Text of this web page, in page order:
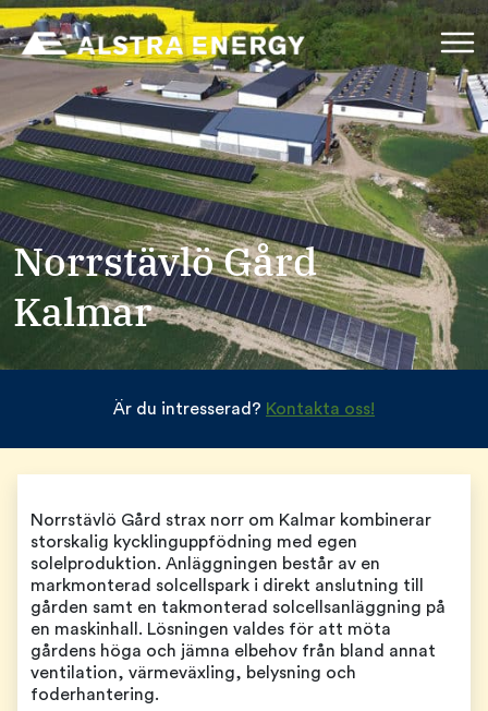
Norrstävlö Gård
Kalmar
Är du intresserad? Kontakta oss!
Norrstävlö Gård strax norr om Kalmar kombinerar
storskalig kycklinguppfödning med egen
solelproduktion. Anläggningen består av en
markmonterad solcellspark i direkt anslutning till
gården samt en takmonterad solcellsanläggning på
en maskinhall. Lösningen valdes för att möta
gårdens höga och jämna elbehov från bland annat
ventilation, värmeväxling, belysning och
foderhantering.